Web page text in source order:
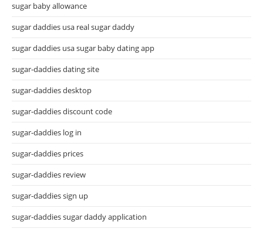
sugar baby allowance
sugar daddies usa real sugar daddy
sugar daddies usa sugar baby dating app
sugar-daddies dating site
sugar-daddies desktop
sugar-daddies discount code
sugar-daddies log in
sugar-daddies prices
sugar-daddies review
sugar-daddies sign up
sugar-daddies sugar daddy application